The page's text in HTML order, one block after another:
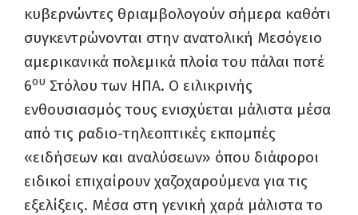
κυβερνώντες θριαμβολογούν σήμερα καθότι
συγκεντρώνονται στην ανατολική Μεσόγειο
αμερικανικά πολεμικά πλοία του πάλαι ποτέ
6ου Στόλου των ΗΠΑ. Ο ειλικρινής
ενθουσιασμός τους ενισχύεται μάλιστα μέσα
από τις ραδιο-τηλεοπτικές εκπομπές
«ειδήσεων και αναλύσεων» όπου διάφοροι
ειδικοί επιχαίρουν χαζοχαρούμενα για τις
εξελίξεις. Μέσα στη γενική χαρά μάλιστα το